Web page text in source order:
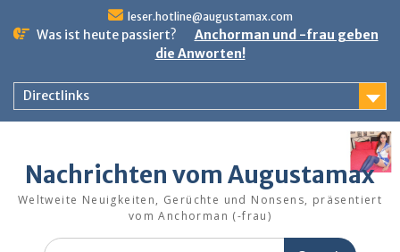
leser.hotline@augustamax.com
Was ist heute passiert?
Anchorman und -frau geben
die Anworten!
Directlinks
Nachrichten vom Augustamax
Weltweite Neuigkeiten, Gerüchte und Nonsens, präsentiert
vom Anchorman (-frau)
Search